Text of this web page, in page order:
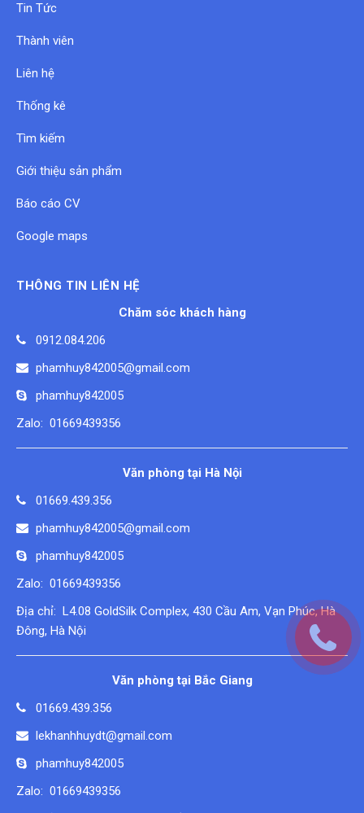
Tin Tức
Thành viên
Liên hệ
Thống kê
Tìm kiếm
Giới thiệu sản phẩm
Báo cáo CV
Google maps
THÔNG TIN LIÊN HỆ
Chăm sóc khách hàng
0912.084.206
phamhuy842005@gmail.com
phamhuy842005
Zalo: 01669439356
Văn phòng tại Hà Nội
01669.439.356
phamhuy842005@gmail.com
phamhuy842005
Zalo: 01669439356
Địa chỉ: L4.08 GoldSilk Complex, 430 Cầu Am, Vạn Phúc, Hà
Đông, Hà Nội
Văn phòng tại Bắc Giang
01669.439.356
lekhanhhuydt@gmail.com
phamhuy842005
Zalo: 01669439356